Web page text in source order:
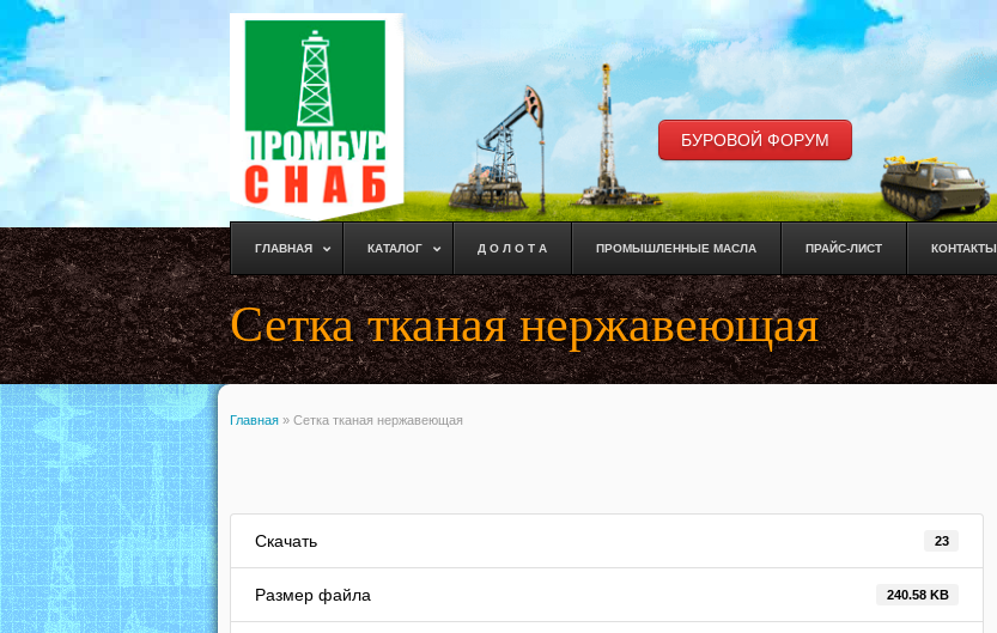
БУРОВОЙ ФОРУМ
ГЛАВНАЯ КАТАЛОГ Д О Л О Т А ПРОМЫШЛЕННЫЕ МАСЛА ПРАЙС-ЛИСТ КОНТАКТЫ
Сетка тканая нержавеющая
Главная » Сетка тканая нержавеющая
Скачать 23
Размер файла 240.58 KB